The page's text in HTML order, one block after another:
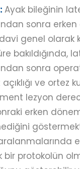
Ayak bileğinin
sonra
genel olarak
bakıldığında,
sonra
ve ortez
lezyon
erken
bir protokolün